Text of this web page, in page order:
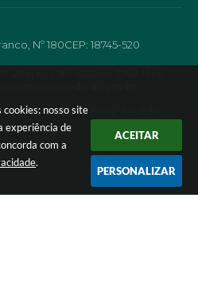
nosso site
experiência de
com a
.
ACEITAR
PERSONALIZAR
Nº 180CEP: 18745-520
feira a sexta-feira, das 7:30